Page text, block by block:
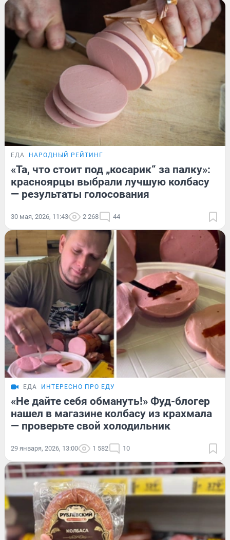
ЕДА НАРОДНЫЙ РЕЙТИНГ
«Та, что стоит под „косарик“ за палку»:
красноярцы выбрали лучшую колбасу
— результаты голосования
30 мая, 2026, 11:43 2 268 44
ЕДА ИНТЕРЕСНО ПРО ЕДУ
«Не дайте себя обмануть!» Фуд-блогер
нашел в магазине колбасу из крахмала
— проверьте свой холодильник
29 января, 2026, 13:00 1 582 10